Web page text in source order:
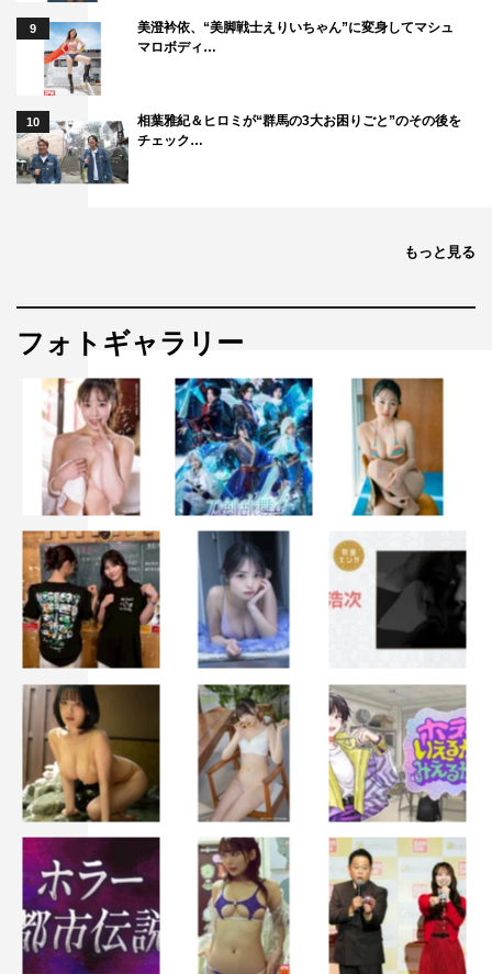
9
美澄衿依、“美脚戦士えりいちゃん”に変身してマシュ
マロボディ…
10
相葉雅紀＆ヒロミが“群馬の3大お困りごと”のその後を
チェック…
もっと見る
フォトギャラリー